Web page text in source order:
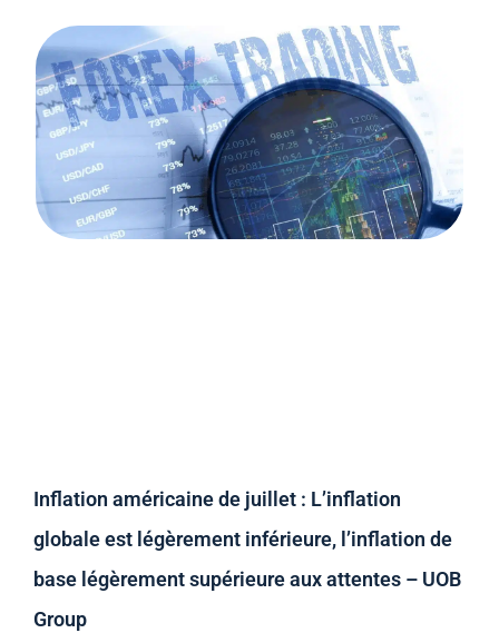
Inflation américaine de juillet : L’inflation
globale est légèrement inférieure, l’inflation de
base légèrement supérieure aux attentes – UOB
Group